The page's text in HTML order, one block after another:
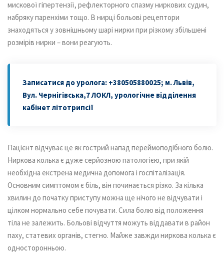
мискової гіпертензії, рефлекторного спазму ниркових судин,
набряку паренхіми тощо. В нирці больові рецептори
знаходяться у зовнішньому шарі нирки при різкому збільшені
розмірів нирки – вони реагують.
Записатися до уролога: +380505880025; м. Львів,
Вул. Чернігівська,7 ЛОКЛ, урологічне відділення
кабінет літотрипсії
Пацієнт відчуває це як гострий напад переймоподібного болю.
Ниркова колька є дуже серйозною патологією, при якій
необхідна екстрена медична допомога і госпіталізація.
Основним симптомом є біль, він починається різко. За кілька
хвилин до початку приступу можна ще нічого не відчувати і
цілком нормально себе почувати. Сила болю від положення
тіла не залежить. Больові відчуття можуть віддавати в район
паху, статевих органів, стегно. Майже завжди ниркова колька є
односторонньою.